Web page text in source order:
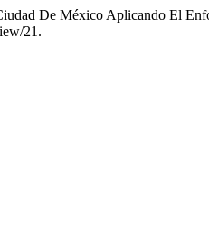
De México Aplicando El
21.